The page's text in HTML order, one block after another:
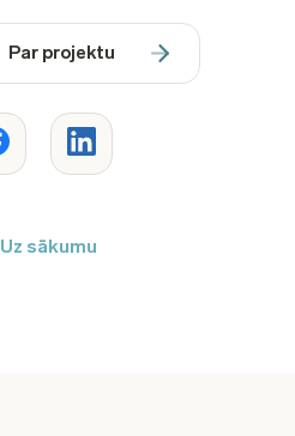
Par projektu
Uz sākumu